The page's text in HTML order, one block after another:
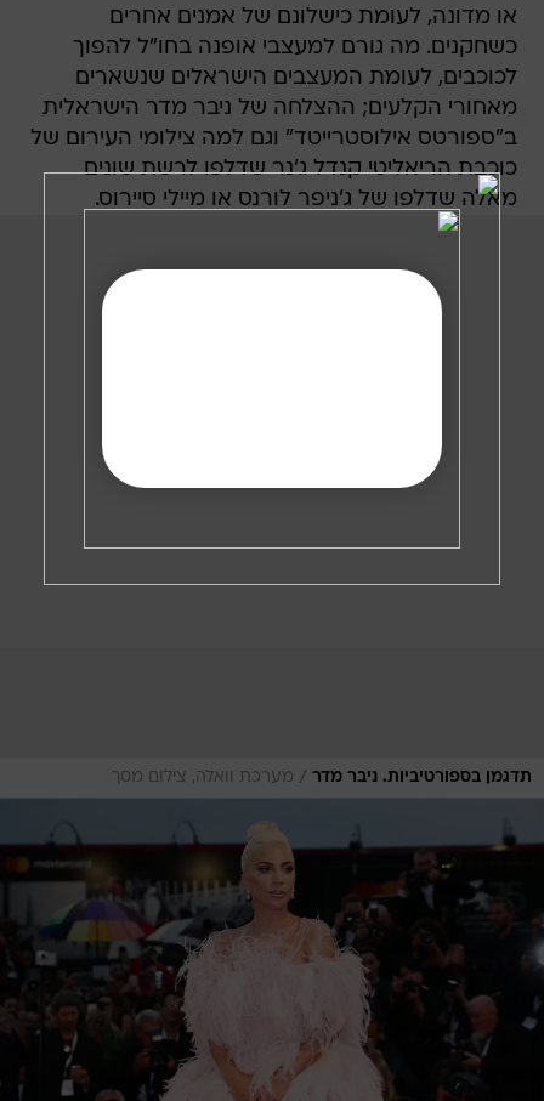
או מדונה, לעומת כישלונם של אמנים אחרים
כשחקנים. מה גורם למעצבי אופנה בחו"ל להפוך
לכוכבים, לעומת המעצבים הישראלים שנשארים
מאחורי הקלעים; ההצלחה של ניבר מדר הישראלית
ב"ספורטס אילוסטרייטד" וגם למה צילומי העירום של
כוכבת הריאליטי קנדל ג'נר שדלפו לרשת שונים
מאלה שדלפו של ג'ניפר לורנס או מיילי סיירוס.
תדגמן בספורטיביות. ניבר מדר / מערכת וואלה, צילום מסך